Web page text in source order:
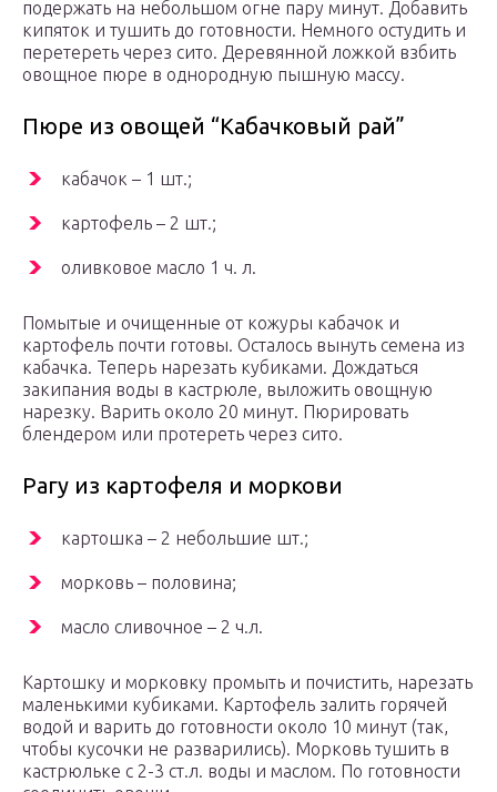
подержать на небольшом огне пару минут. Добавить
кипяток и тушить до готовности. Немного остудить и
перетереть через сито. Деревянной ложкой взбить
овощное пюре в однородную пышную массу.
Пюре из овощей “Кабачковый рай”
кабачок – 1 шт.;
картофель – 2 шт.;
оливковое масло 1 ч. л.
Помытые и очищенные от кожуры кабачок и
картофель почти готовы. Осталось вынуть семена из
кабачка. Теперь нарезать кубиками. Дождаться
закипания воды в кастрюле, выложить овощную
нарезку. Варить около 20 минут. Пюрировать
блендером или протереть через сито.
Рагу из картофеля и моркови
картошка – 2 небольшие шт.;
морковь – половина;
масло сливочное – 2 ч.л.
Картошку и морковку промыть и почистить, нарезать
маленькими кубиками. Картофель залить горячей
водой и варить до готовности около 10 минут (так,
чтобы кусочки не разварились). Морковь тушить в
кастрюльке с 2-3 ст.л. воды и маслом. По готовности